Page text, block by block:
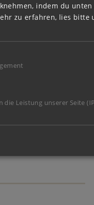
indem du unten
zu erfahren, lies bitte
die Leistung unserer Seite